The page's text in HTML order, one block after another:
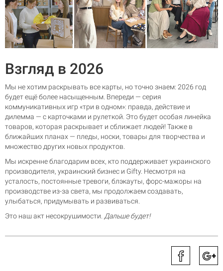
Взгляд в 2026
Мы не хотим раскрывать все карты, но точно знаем: 2026 год
будет ещё более насыщенным. Впереди — серия
коммуникативных игр «три в одном»: правда, действие и
дилемма — с карточками и рулеткой. Это будет особая линейка
товаров, которая раскрывает и сближает людей! Также в
ближайших планах — пледы, носки, товары для творчества и
множество других новых продуктов.
Мы искренне благодарим всех, кто поддерживает украинского
производителя, украинский бизнес и Gifty. Несмотря на
усталость, постоянные тревоги, блэкауты, форс-мажоры на
производстве из-за света, мы продолжаем создавать,
улыбаться, придумывать и развиваться.
Это наш акт несокрушимости. Дальше будет!